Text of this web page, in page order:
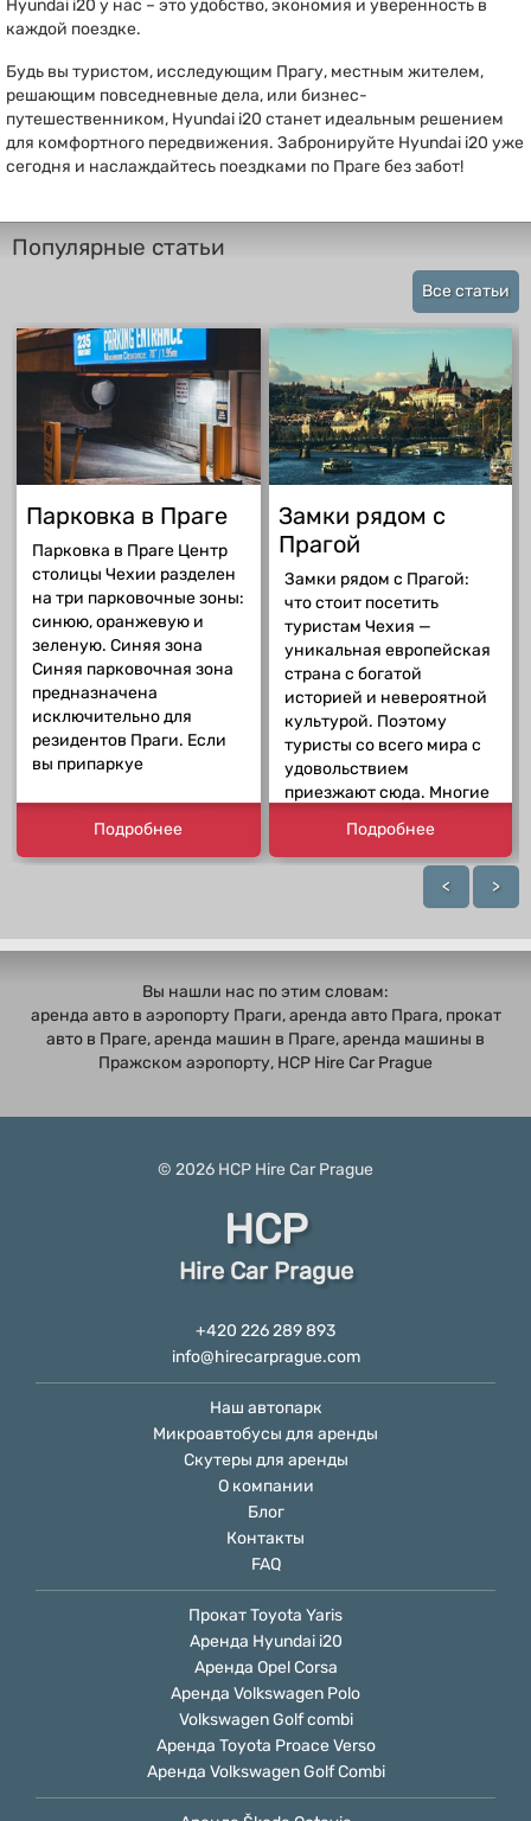
Hyundai i20 у нас – это удобство, экономия и уверенность в
каждой поездке.
Будь вы туристом, исследующим Прагу, местным жителем,
решающим повседневные дела, или бизнес-
путешественником, Hyundai i20 станет идеальным решением
для комфортного передвижения. Забронируйте Hyundai i20 уже
сегодня и наслаждайтесь поездками по Праге без забот!
Популярные статьи
Все статьи
Парковка в Праге
Парковка в Праге Центр
столицы Чехии разделен
на три парковочные зоны:
синюю, оранжевую и
зеленую. Синяя зона
Синяя парковочная зона
предназначена
исключительно для
резидентов Праги. Если
вы припаркуе
Подробнее
Замки рядом с
Прагой
Замки рядом с Прагой:
что стоит посетить
туристам Чехия —
уникальная европейская
страна с богатой
историей и невероятной
культурой. Поэтому
туристы со всего мира с
удовольствием
приезжают сюда. Многие
Подробнее
< >
Вы нашли нас по этим словам:
аренда авто в аэропорту Праги, аренда авто Прага, прокат
авто в Праге, аренда машин в Праге, аренда машины в
Пражском аэропорту, HCP Hire Car Prague
© 2026 HCP Hire Car Prague
HCP
Hire Car Prague
+420 226 289 893
info@hirecarprague.com
Наш автопарк
Микроавтобусы для аренды
Скутеры для аренды
О компании
Блог
Контакты
FAQ
Прокат Toyota Yaris
Аренда Hyundai i20
Аренда Opel Сorsa
Аренда Volkswagen Polo
Volkswagen Golf combi
Аренда Toyota Proace Verso
Аренда Volkswagen Golf Combi